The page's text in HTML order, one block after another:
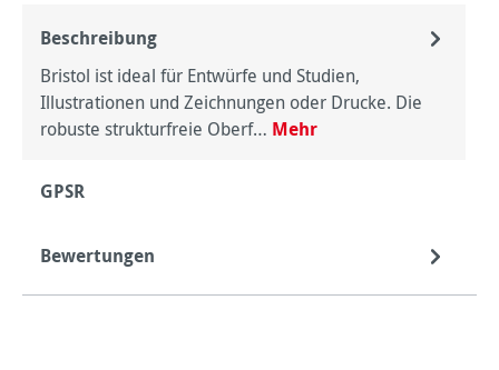
Beschreibung
Bristol ist ideal für Entwürfe und Studien,
Illustrationen und Zeichnungen oder Drucke. Die
robuste strukturfreie Oberf… Mehr
GPSR
Bewertungen